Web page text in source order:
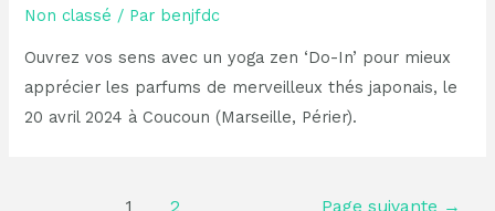
Non classé / Par benjfdc
Ouvrez vos sens avec un yoga zen ‘Do-In’ pour mieux
apprécier les parfums de merveilleux thés japonais, le
20 avril 2024 à Coucoun (Marseille, Périer).
1 2 Page suivante →